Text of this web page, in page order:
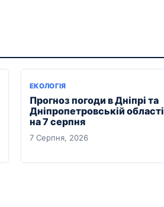
ЕКОЛОГІЯ
Прогноз погоди в Дніпрі та
Дніпропетровській області
на 7 серпня
7 Серпня, 2026